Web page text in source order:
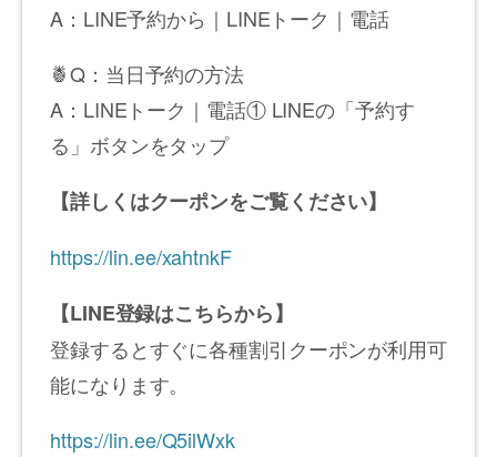
A：LINE予約から｜LINEトーク｜電話
🍍Q：当日予約の方法
A：LINEトーク｜電話① LINEの「予約す
る」ボタンをタップ
【詳しくはクーポンをご覧ください】
https://lin.ee/xahtnkF
【LINE登録はこちらから】
登録するとすぐに各種割引クーポンが利用可
能になります。
https://lin.ee/Q5ilWxk